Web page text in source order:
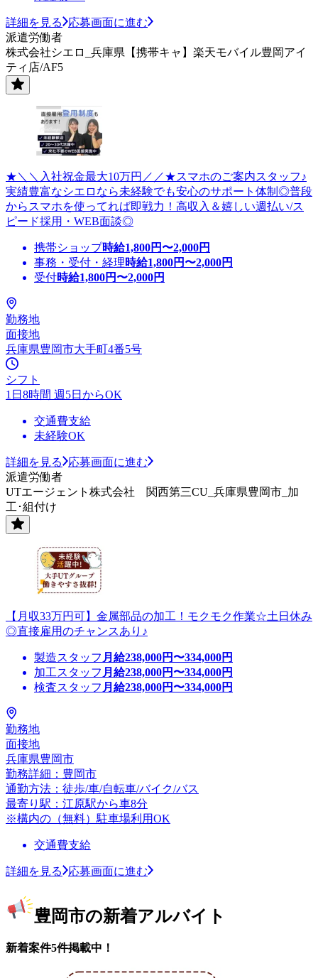
詳細を見る
応募画面に進む
派遣労働者
株式会社シエロ_兵庫県【携帯キャ】楽天モバイル豊岡アイ
ティ店/AF5
★＼＼入社祝金最大10万円／／★スマホのご案内スタッフ♪
実績豊富なシエロなら未経験でも安心のサポート体制◎普段
からスマホを使ってれば即戦力！高収入＆嬉しい週払い/ス
ピード採用・WEB面談◎
携帯ショップ時給1,800円〜2,000円
事務・受付・経理時給1,800円〜2,000円
受付時給1,800円〜2,000円
勤務地
面接地
兵庫県豊岡市大手町4番5号
シフト
1日8時間 週5日からOK
交通費支給
未経験OK
詳細を見る
応募画面に進む
派遣労働者
UTエージェント株式会社 関西第三CU_兵庫県豊岡市_加
工･組付け
【月収33万円可】金属部品の加工！モクモク作業☆土日休み
◎直接雇用のチャンスあり♪
製造スタッフ 月給238,000円〜334,000円
加工スタッフ 月給238,000円〜334,000円
検査スタッフ 月給238,000円〜334,000円
勤務地
面接地
兵庫県豊岡市
勤務詳細：豊岡市
通勤方法：徒歩/車/自転車/バイク/バス
最寄り駅：江原駅から車8分
※構内の（無料）駐車場利用OK
交通費支給
詳細を見る 応募画面に進む
豊岡市の新着アルバイト
新着案件5件掲載中！